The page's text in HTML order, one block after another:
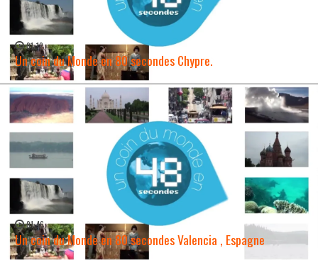
01:12
Un coin du Monde en 80 secondes Chypre.
WATCH NOW →
01:46
Un coin du Monde en 80 secondes Valencia , Espagne
WATCH NOW →